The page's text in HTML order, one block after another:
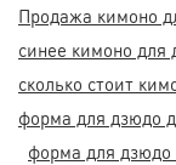
Продажа кимоно
синее кимоно для
сколько стоит
форма для дзюдо
форма для дзюдо